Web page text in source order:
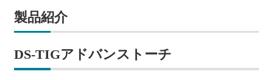
製品紹介
DS-TIGアドバンストーチ